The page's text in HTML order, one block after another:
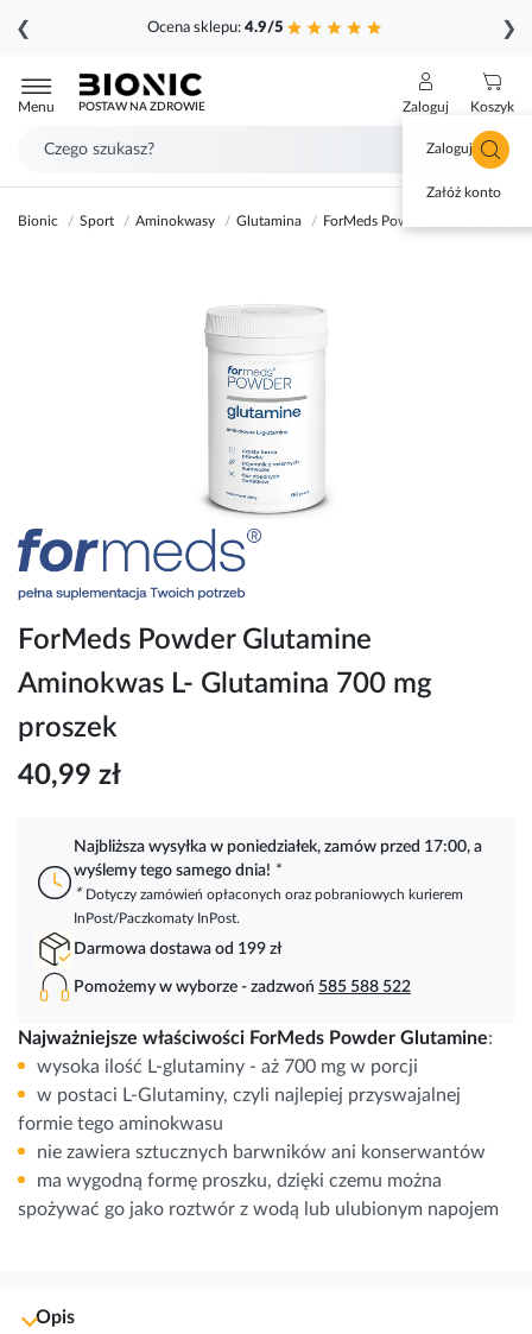
Ocena sklepu: 4.9/5
❮ ❯
do
treści
Menu POSTAW NA ZDROWIE Zaloguj
Zaloguj się
Załóż konto
Koszyk
Bionic Sport Aminokwasy Glutamina ForMeds Powder Glutamine
Przejdź
na
początek
ForMeds Powder Glutamine
Aminokwas L- Glutamina 700 mg
proszek
40,99 zł
Najbliższa wysyłka w poniedziałek, zamów przed 17:00, a
wyślemy tego samego dnia! *
* Dotyczy zamówień opłaconych oraz pobraniowych kurierem
InPost/Paczkomaty InPost.
Darmowa dostawa od 199 zł
Pomożemy w wyborze - zadzwoń 585 588 522
Najważniejsze właściwości ForMeds Powder Glutamine:
wysoka ilość L-glutaminy - aż 700 mg w porcji
w postaci L-Glutaminy, czyli najlepiej przyswajalnej
formie tego aminokwasu
nie zawiera sztucznych barwników ani konserwantów
ma wygodną formę proszku, dzięki czemu można
spożywać go jako roztwór z wodą lub ulubionym napojem
Opis